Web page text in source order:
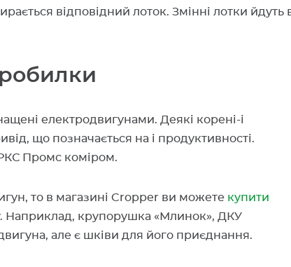
відповідний лоток. Змінні лотки йдуть
електродвигунами. Деякі корені-і
що позначається на і продуктивності.
Промс коміром.
то в магазині Cropper ви можете купити
Наприклад, крупорушка «Млинок», ДКУ
але є шківи для його приєднання.